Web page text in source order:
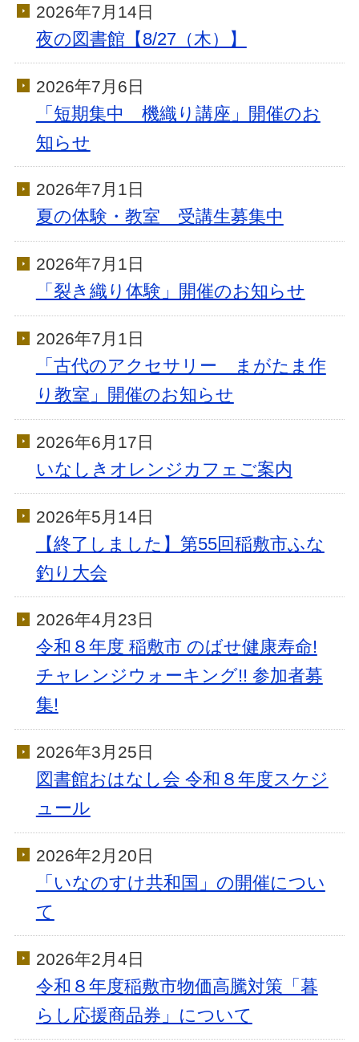
2026年7月14日
夜の図書館【8/27（木）】
2026年7月6日
「短期集中 機織り講座」開催のお
知らせ
2026年7月1日
夏の体験・教室 受講生募集中
2026年7月1日
「裂き織り体験」開催のお知らせ
2026年7月1日
「古代のアクセサリー まがたま作
り教室」開催のお知らせ
2026年6月17日
いなしきオレンジカフェご案内
2026年5月14日
【終了しました】第55回稲敷市ふな
釣り大会
2026年4月23日
令和８年度 稲敷市 のばせ健康寿命!
チャレンジウォーキング!! 参加者募
集!
2026年3月25日
図書館おはなし会 令和８年度スケジ
ュール
2026年2月20日
「いなのすけ共和国」の開催につい
て
2026年2月4日
令和８年度稲敷市物価高騰対策「暮
らし応援商品券」について